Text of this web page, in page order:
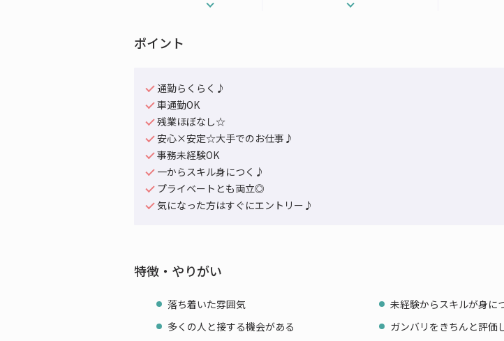
ポイント
通勤らくらく♪
車通勤OK
残業ほぼなし☆
安心×安定☆大手でのお仕事♪
事務未経験OK
一からスキル身につく♪
プライベートとも両立◎
気になった方はすぐにエントリー♪
特徴・やりがい
落ち着いた雰囲気
未経験からスキルが身に
多くの人と接する機会がある
ガンバリをきちんと評価